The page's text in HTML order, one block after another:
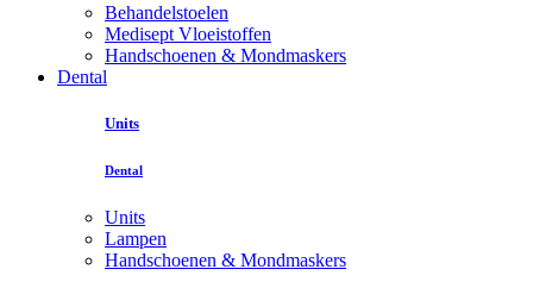
Behandelstoelen
Medisept Vloeistoffen
Handschoenen & Mondmaskers
Dental
Units
Dental
Units
Lampen
Handschoenen & Mondmaskers